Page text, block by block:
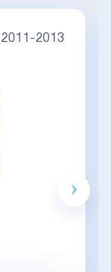
2013